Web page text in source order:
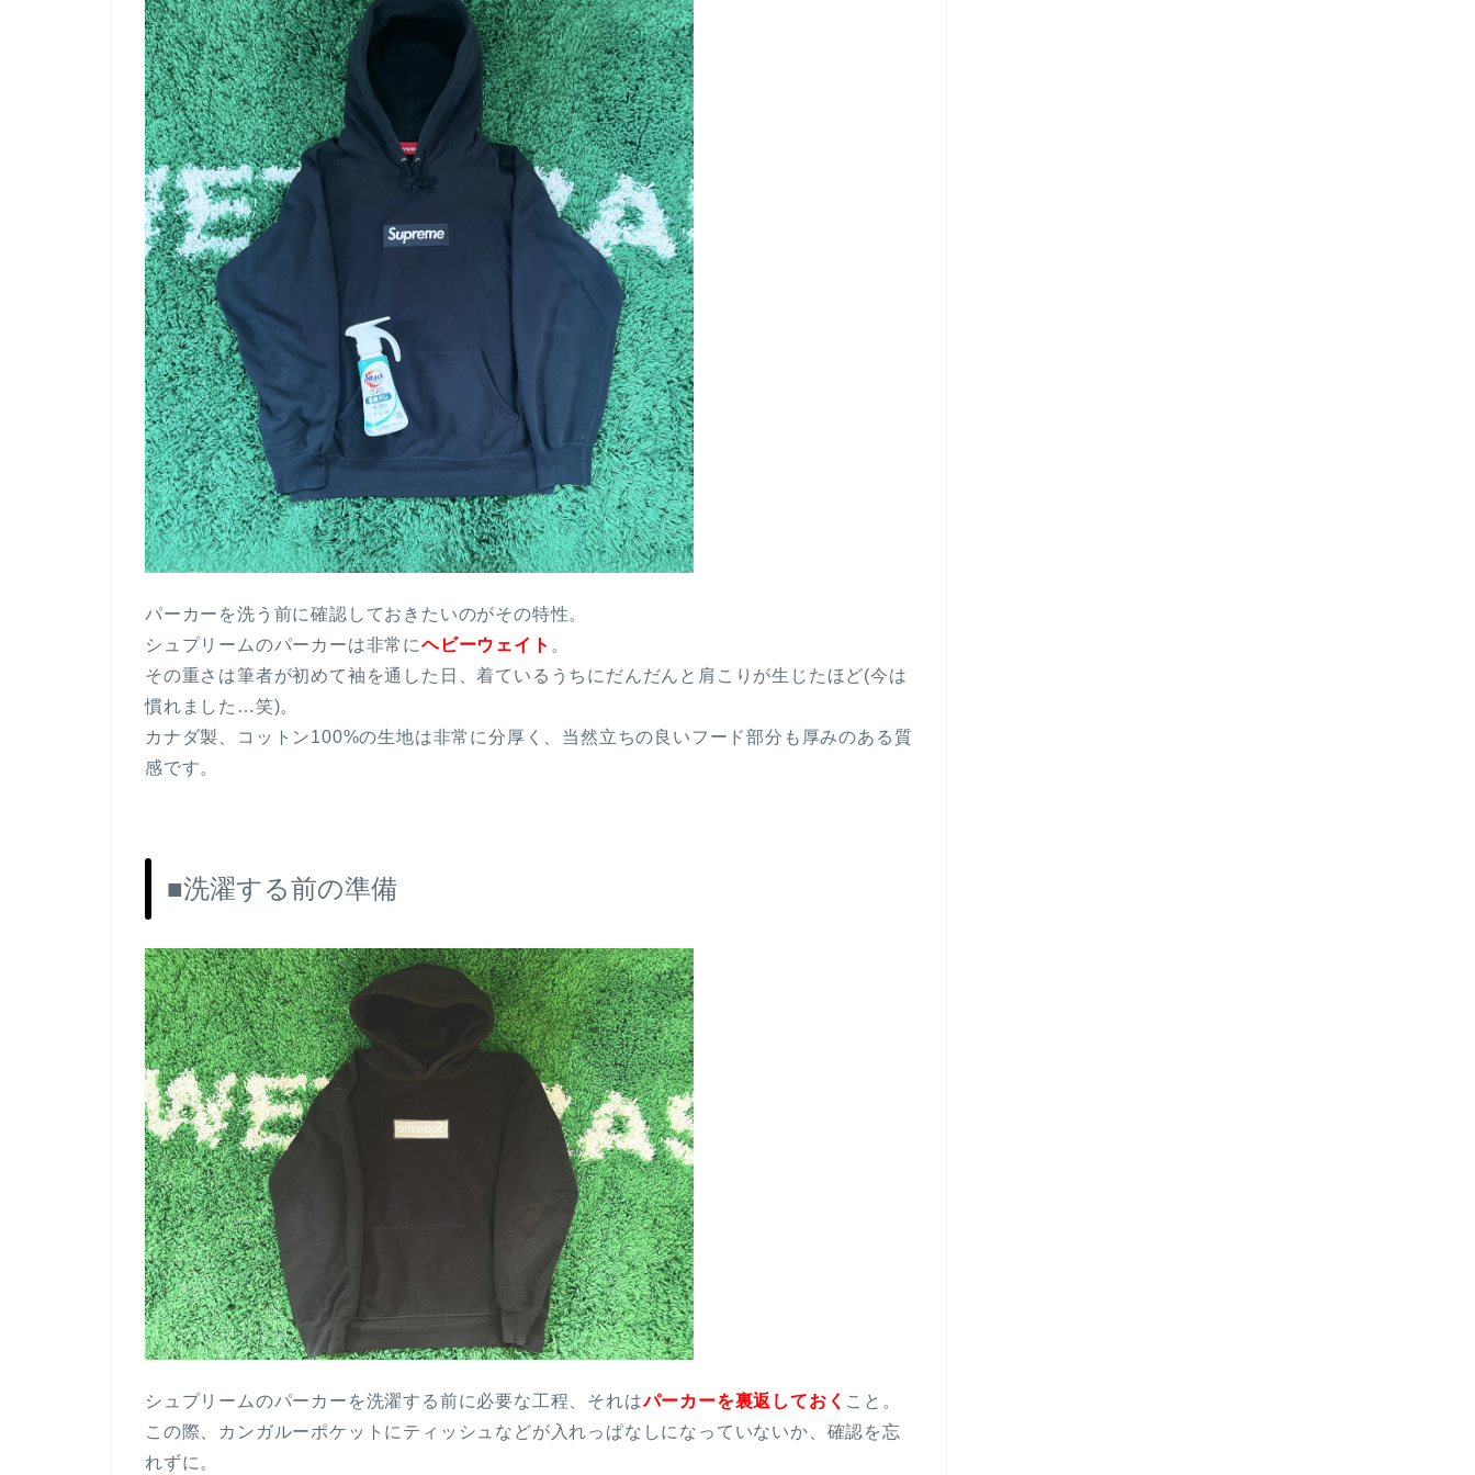
パーカーを洗う前に確認しておきたいのがその特性。
シュプリームのパーカーは非常にヘビーウェイト 。
その重さは筆者が初めて袖を通した日、着ているうちにだんだんと肩こりが生じたほど(今は
慣れました…笑)。
カナダ製、コットン100%の生地は非常に分厚く、当然立ちの良いフード部分も厚みのある質
感です。
■洗濯する前の準備
シュプリームのパーカーを洗濯する前に必要な工程、それはパーカーを裏返しておく こと。
この際、カンガルーポケットにティッシュなどが入れっぱなしになっていないか、確認を忘
れずに。